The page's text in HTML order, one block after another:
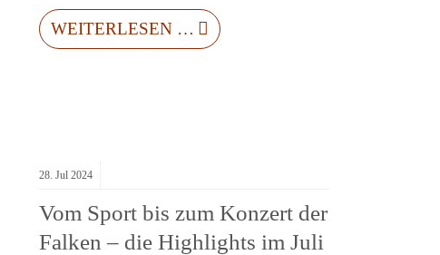
WEITERLESEN …
28. Jul 2024
Vom Sport bis zum Konzert der
Falken – die Highlights im Juli